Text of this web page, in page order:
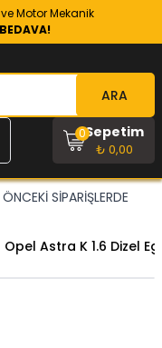
Motor Mekanik
ARA
Sepetim
₺ 0,00
0
SİPARİŞLERDE
Opel Astra K 1.6 Dizel